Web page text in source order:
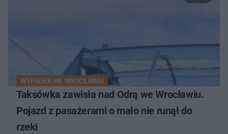
WYPADEK WE WROCŁAWIU
Taksówka zawisła nad Odrą we Wrocławiu.
Pojazd z pasażerami o mało nie runął do
rzeki